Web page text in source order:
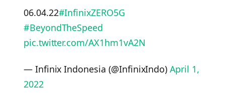
06.04.22#InfinixZERO5G
#BeyondTheSpeed
pic.twitter.com/AX1hm1vA2N
— Infinix Indonesia (@InfinixIndo)April 1,
2022